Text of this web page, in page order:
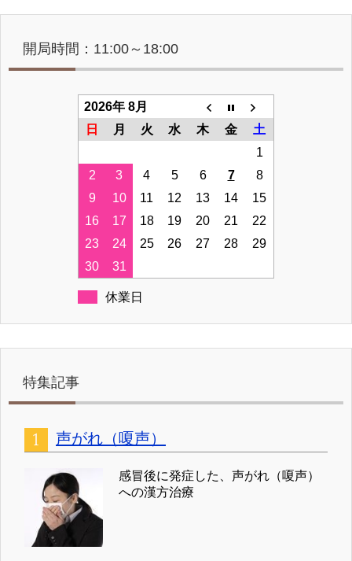
開局時間：11:00～18:00
2026年 8月
日
月 火 水 木 金
土
1
2
3 4 5 6 7
8
9
10 11 12 13 14
15
16
17 18 19 20 21
22
23
24 25 26 27 28
29
30
31
休業日
特集記事
声がれ（嗄声）
感冒後に発症した、声がれ（嗄声）
への漢方治療